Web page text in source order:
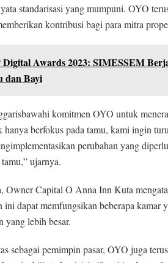
standarisasi yang mumpuni. OYO
kontribusi bagi para mitra
Awards 2023: SIMESSEM
dan Bayi
komitmen OYO untuk
berfokus pada tamu, kami ingin
perubahan yang
ujarnya.
Owner Capital O Anna Inn Kuta
ini dapat memfungsikan beberapa kamar
yang lebih besar.
sebagai pemimpin pasar, OYO juga